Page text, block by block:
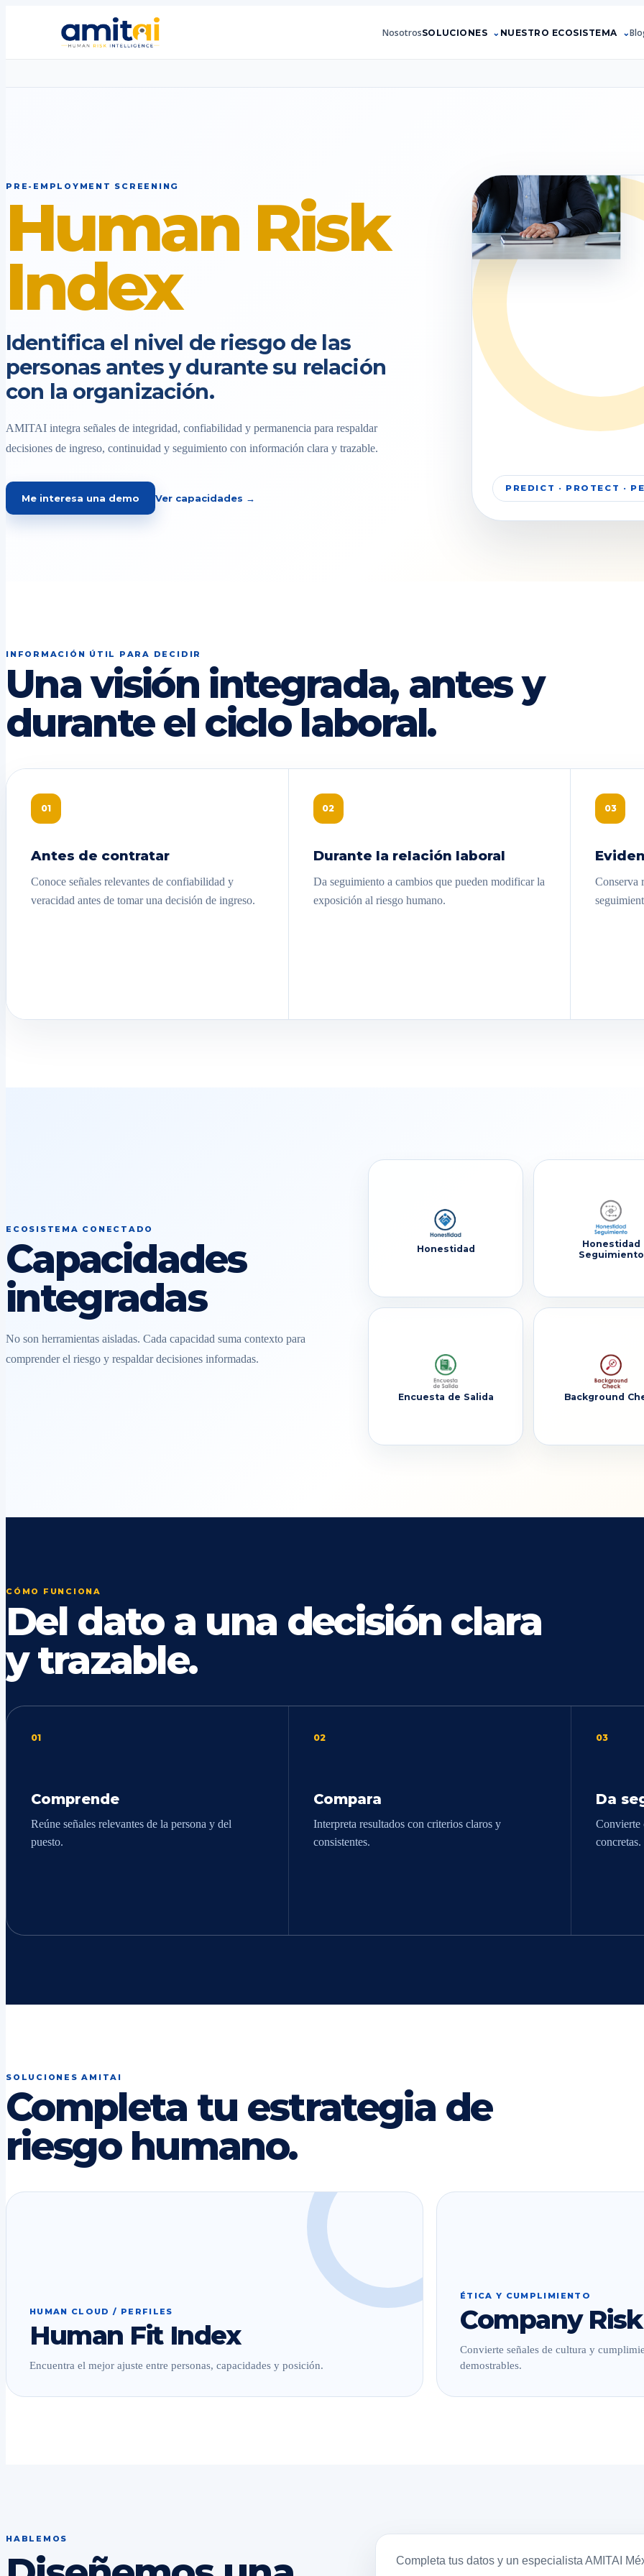
NosotrosSOLUCIONES NUESTRO ECOSISTEMA
PRE-EMPLOYMENT SCREENING
Human Risk
Index
Identifica el nivel de riesgo de las
personas antes y durante su relación
con la organización.
AMITAI integra señales de integridad, confiabilidad y permanencia para respaldar
decisiones de ingreso, continuidad y seguimiento con información clara y trazable.
Me interesa una demo Ver capacidades →
PREDICT · PROTECT ·
INFORMACIÓN ÚTIL PARA DECIDIR
Una visión integrada, antes y
durante el ciclo laboral.
01
Antes de contratar
Conoce señales relevantes de confiabilidad y
veracidad antes de tomar una decisión de ingreso.
02
Durante la relación laboral
Da seguimiento a cambios que pueden modificar la
exposición al riesgo humano.
03
Conserva
ECOSISTEMA CONECTADO
Capacidades
integradas
No son herramientas aisladas. Cada capacidad suma contexto para
comprender el riesgo y respaldar decisiones informadas.
Honestidad
Honestidad
Seguimiento
Encuesta de Salida Background
CÓMO FUNCIONA
Del dato a una decisión clara
y trazable.
01
Comprende
Reúne señales relevantes de la persona y del
puesto.
02
Compara
Interpreta resultados con criterios claros y
consistentes.
03
Da
Convierte
concretas.
SOLUCIONES AMITAI
Completa tu estrategia de
riesgo humano.
HUMAN CLOUD / PERFILES
Human Fit Index
Encuentra el mejor ajuste entre personas, capacidades y posición.
ÉTICA Y CUMPLIMIENTO
Company
Convierte señales de cultura y
demostrables.
HABLEMOS